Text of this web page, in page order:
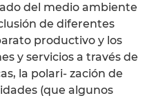
del medio ambiente
de diferentes
productivo y los
y servicios a través de
la polari- zación de
(que algunos